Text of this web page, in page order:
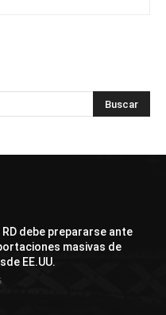
debe prepararse ante
masivas de
EE.UU.